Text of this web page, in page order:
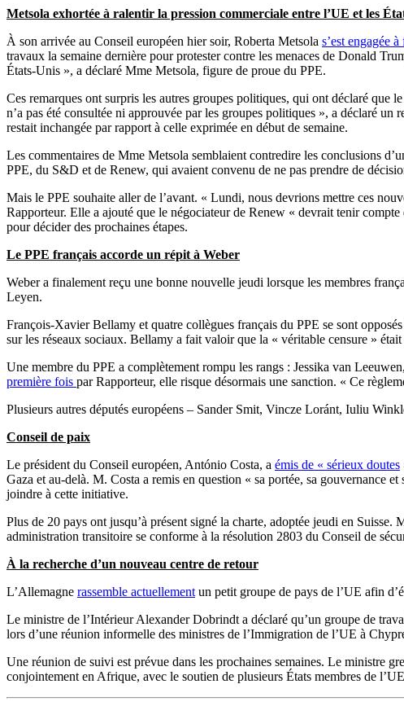
Metsola exhortée à ralentir la pression commerciale entre l’UE et les
À son arrivée au Conseil européen hier soir, Roberta Metsola s’est engagée
travaux la semaine dernière pour protester contre les menaces de Donald
États-Unis », a déclaré Mme Metsola, figure de proue du PPE.
Ces remarques ont surpris les autres groupes politiques, qui ont déclaré que
n’a pas été consultée ni approuvée par les groupes politiques », a déclaré
restait inchangée par rapport à celle exprimée en début de semaine.
Les commentaires de Mme Metsola semblaient contredire les conclusions
PPE, du S&D et de Renew, qui avaient convenu de ne pas prendre de
Mais le PPE souhaite aller de l’avant. « Lundi, nous devrions mettre ces
Rapporteur. Elle a ajouté que le négociateur de Renew « devrait tenir
pour décider des prochaines étapes.
Le PPE français accorde un répit à Weber
Weber a finalement reçu une bonne nouvelle jeudi lorsque les membres
Leyen.
François-Xavier Bellamy et quatre collègues français du PPE se sont
sur les réseaux sociaux. Bellamy a fait valoir que la « véritable censure »
Une membre du PPE a complètement rompu les rangs : Jessika van
première fois par Rapporteur, elle risque désormais une sanction. « Ce
Plusieurs autres députés européens – Sander Smit, Vincze Loránt, Iuliu
Conseil de paix
Le président du Conseil européen, António Costa, a émis de « sérieux doutes
Gaza et au-delà. M. Costa a remis en question « sa portée, sa gouvernance
joindre à cette initiative.
Plus de 20 pays ont jusqu’à présent signé la charte, adoptée jeudi en
administration transitoire se conforme à la résolution 2803 du Conseil de
À la recherche d’un nouveau centre de retour
L’Allemagne rassemble actuellement un petit groupe de pays de l’UE afin
Le ministre de l’Intérieur Alexander Dobrindt a déclaré qu’un groupe de
lors d’une réunion informelle des ministres de l’Immigration de l’UE à
Une réunion de suivi est prévue dans les prochaines semaines. Le ministre
conjointement en Afrique, avec le soutien de plusieurs États membres de